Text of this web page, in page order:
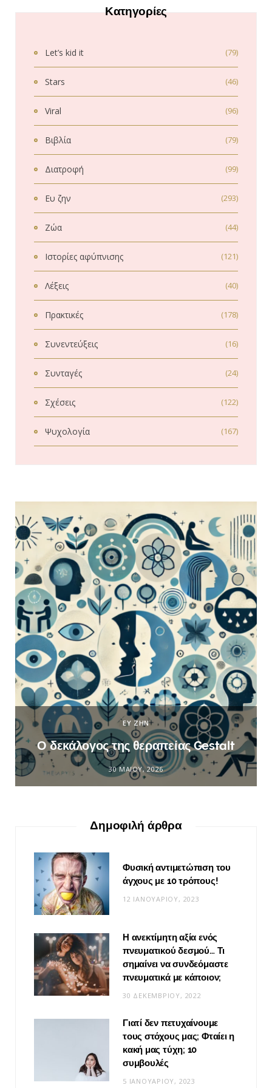
Κατηγορίες
Let’s kid it (79)
Stars (46)
Viral (96)
Βιβλία (79)
Διατροφή (99)
Ευ ζην (293)
Ζώα (44)
Ιστορίες αφύπνισης (121)
Λέξεις (40)
Πρακτικές (178)
Συνεντεύξεις (16)
Συνταγές (24)
Σχέσεις (122)
Ψυχολογία (167)
ΕΥ ΖΗΝ
Ο δεκάλογος της θεραπείας Gestalt
30 ΜΑΪ́ΟΥ, 2026
Δημοφιλή άρθρα
Φυσική αντιμετώπιση του
άγχους με 10 τρόπους!
12 ΙΑΝΟΥΑΡΊΟΥ, 2023
Η ανεκτίμητη αξία ενός
πνευματικού δεσμού… Τι
σημαίνει να συνδεόμαστε
πνευματικά με κάποιον;
30 ΔΕΚΕΜΒΡΊΟΥ, 2022
Γιατί δεν πετυχαίνουμε
τους στόχους μας; Φταίει η
κακή μας τύχη; 10
συμβουλές
5 ΙΑΝΟΥΑΡΊΟΥ, 2023